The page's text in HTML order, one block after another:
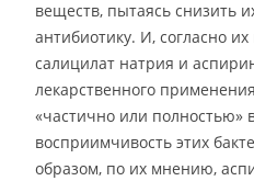
веществ, пытаясь снизить
антибиотику. И, согласно
салицилат натрия и
лекарственного
«частично или полностью»
восприимчивость этих
образом, по их мнению,